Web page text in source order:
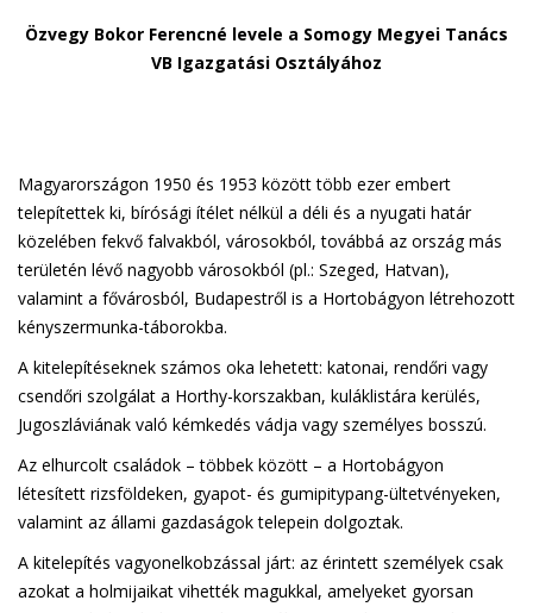
Özvegy Bokor Ferencné levele a Somogy Megyei Tanács
VB Igazgatási Osztályához
Magyarországon 1950 és 1953 között több ezer embert
telepítettek ki, bírósági ítélet nélkül a déli és a nyugati határ
közelében fekvő falvakból, városokból, továbbá az ország más
területén lévő nagyobb városokból (pl.: Szeged, Hatvan),
valamint a fővárosból, Budapestről is a Hortobágyon létrehozott
kényszermunka-táborokba.
A kitelepítéseknek számos oka lehetett: katonai, rendőri vagy
csendőri szolgálat a Horthy-korszakban, kuláklistára kerülés,
Jugoszláviának való kémkedés vádja vagy személyes bosszú.
Az elhurcolt családok – többek között – a Hortobágyon
létesített rizsföldeken, gyapot- és gumipitypang-ültetvényeken,
valamint az állami gazdaságok telepein dolgoztak.
A kitelepítés vagyonelkobzással járt: az érintett személyek csak
azokat a holmijaikat vihették magukkal, amelyeket gyorsan